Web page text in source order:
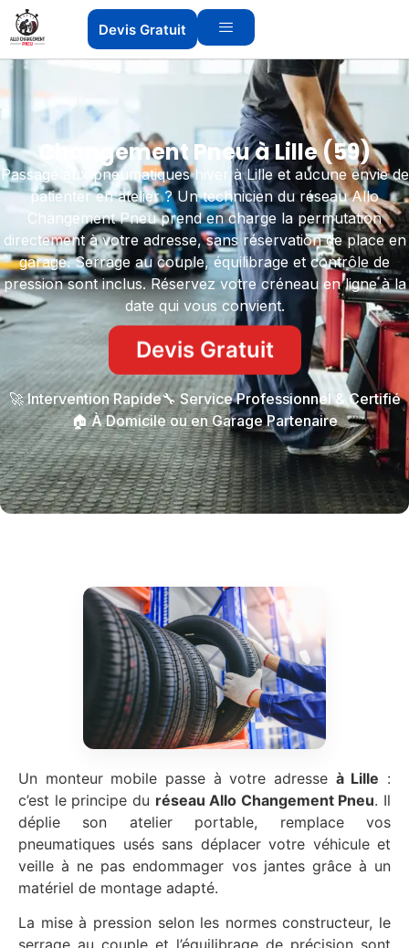
Devis Gratuit
Changement Pneu à Lille (59)
Passage aux pneumatiques hiver à Lille et aucune envie de
patienter en atelier ? Un technicien du réseau Allo
Changement Pneu prend en charge la permutation
directement à votre adresse, sans réservation de place en
garage. Serrage au couple, équilibrage et contrôle de
pression sont inclus. Réservez votre créneau en ligne à la
date qui vous convient.
Devis Gratuit
🚀 Intervention Rapide🔧 Service Professionnel & Certifié
🏠 À Domicile ou en Garage Partenaire
Un monteur mobile passe à votre adresse à Lille :
c’est le principe du réseau Allo Changement Pneu. Il
déplie son atelier portable, remplace vos
pneumatiques usés sans déplacer votre véhicule et
veille à ne pas endommager vos jantes grâce à un
matériel de montage adapté.
La mise à pression selon les normes constructeur, le
serrage au couple et l’équilibrage de précision sont